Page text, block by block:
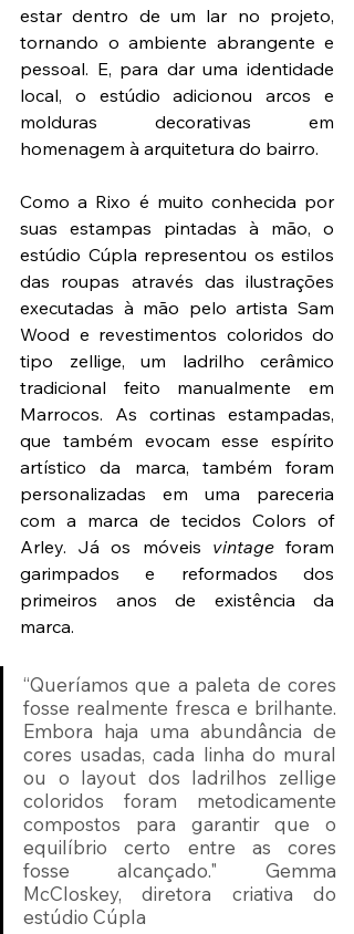
estar dentro de um lar no projeto,
tornando o ambiente abrangente e
pessoal. E, para dar uma identidade
local, o estúdio adicionou arcos e
molduras decorativas em
homenagem à arquitetura do bairro.
Como a Rixo é muito conhecida por
suas estampas pintadas à mão, o
estúdio Cúpla representou os estilos
das roupas através das ilustrações
executadas à mão pelo artista Sam
Wood e revestimentos coloridos do
tipo zellige, um ladrilho cerâmico
tradicional feito manualmente em
Marrocos. As cortinas estampadas,
que também evocam esse espírito
artístico da marca, também foram
personalizadas em uma pareceria
com a marca de tecidos Colors of
Arley. Já os móveis vintage foram
garimpados e reformados dos
primeiros anos de existência da
marca.
“Queríamos que a paleta de cores
fosse realmente fresca e brilhante.
Embora haja uma abundância de
cores usadas, cada linha do mural
ou o layout dos ladrilhos zellige
coloridos foram metodicamente
compostos para garantir que o
equilíbrio certo entre as cores
fosse alcançado." Gemma
McCloskey, diretora criativa do
estúdio Cúpla